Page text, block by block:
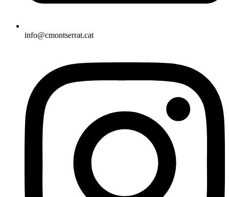
info@cmontserrat.cat